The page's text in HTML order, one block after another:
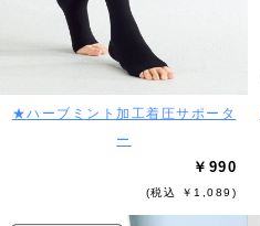
★ハーブミント加工着圧サポータ
ー
￥990
(税込 ￥1,089)